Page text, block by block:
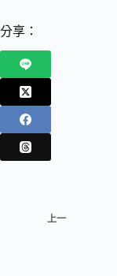
分享：
上一